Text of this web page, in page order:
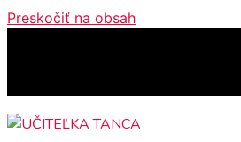
Preskočiť na obsah